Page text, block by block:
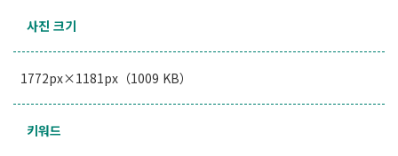
사진 크기
1772px×1181px（1009 KB）
키워드